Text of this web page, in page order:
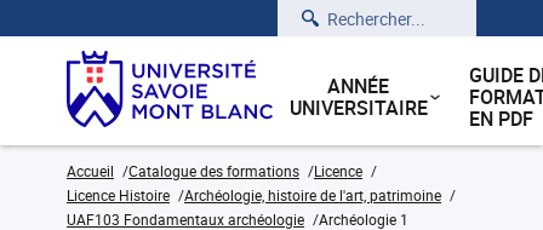
Rechercher
ANNÉE
UNIVERSITAIRE
GUIDE
EN PDF
Accueil Catalogue des formations
Licence
Licence Histoire
Archéologie, histoire de l'art, patrimoine
UAF103 Fondamentaux archéologie
Archéologie 1